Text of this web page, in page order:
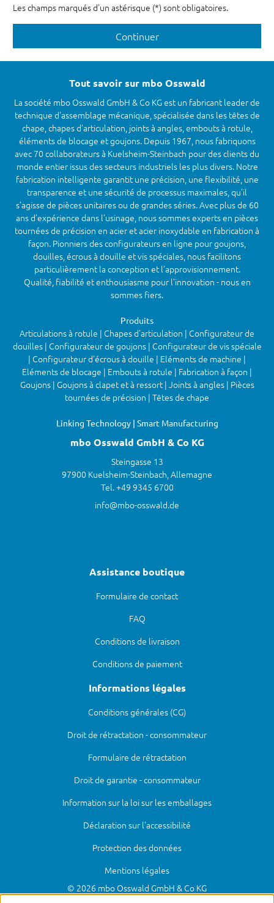
Les champs marqués d'un astérisque (*) sont obligatoires.
Continuer
Tout savoir sur mbo Osswald
La société mbo Osswald GmbH & Co KG est un fabricant leader de
technique d'assemblage mécanique, spécialisée dans les têtes de
chape, chapes d’articulation, joints à angles, embouts à rotule,
éléments de blocage et goujons. Depuis 1967, nous fabriquons
avec 70 collaborateurs à Kuelsheim-Steinbach pour des clients du
monde entier issus des secteurs industriels les plus divers. Notre
fabrication intelligente garantit une précision, une flexibilité, une
transparence et une sécurité de processus maximales, qu’il
s’agisse de pièces unitaires ou de grandes séries. Avec plus de 60
ans d’expérience dans l’usinage, nous sommes experts en pièces
tournées de précision en acier et acier inoxydable en fabrication à
façon. Pionniers des configurateurs en ligne pour goujons,
douilles, écrous à douille et vis spéciales, nous facilitons
particulièrement la conception et l’approvisionnement.
Qualité, fiabilité et enthousiasme pour l’innovation - nous en
sommes fiers.
Produits
Articulations à rotule | Chapes d'articulation | Configurateur de
douilles | Configurateur de goujons | Configurateur de vis spéciale
| Configurateur d'écrous à douille | Eléments de machine |
Eléments de blocage | Embouts à rotule | Fabrication à façon |
Goujons | Goujons à clapet et à ressort | Joints à angles | Pièces
tournées de précision | Têtes de chape
Linking Technology | Smart Manufacturing
mbo Osswald GmbH & Co KG
Steingasse 13
97900 Kuelsheim-Steinbach, Allemagne
Tel. +49 9345 6700
info@mbo-osswald.de
Assistance boutique
Formulaire de contact
FAQ
Conditions de livraison
Conditions de paiement
Informations légales
Conditions générales (CG)
Droit de rétractation - consommateur
Formulaire de rétractation
Droit de garantie - consommateur
Information sur la loi sur les emballages
Déclaration sur l'accessibilité
Protection des données
Mentions légales
© 2026 mbo Osswald GmbH & Co KG